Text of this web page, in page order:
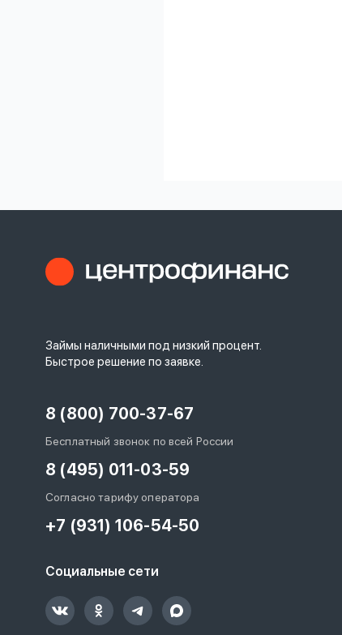
Займы наличными под низкий процент.
Быстрое решение по заявке.
8 (800) 700-37-67
Бесплатный звонок по всей России
8 (495) 011-03-59
Согласно тарифу оператора
+7 (931) 106-54-50
Социальные сети